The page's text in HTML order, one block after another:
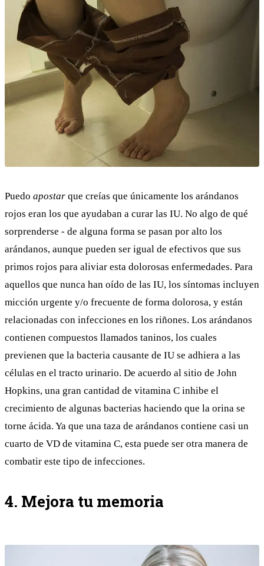
Puedo apostar que creías que únicamente los arándanos
rojos eran los que ayudaban a curar las IU. No algo de qué
sorprenderse - de alguna forma se pasan por alto los
arándanos, aunque pueden ser igual de efectivos que sus
primos rojos para aliviar esta dolorosas enfermedades. Para
aquellos que nunca han oído de las IU, los síntomas incluyen
micción urgente y/o frecuente de forma dolorosa, y están
relacionadas con infecciones en los riñones. Los arándanos
contienen compuestos llamados taninos, los cuales
previenen que la bacteria causante de IU se adhiera a las
células en el tracto urinario. De acuerdo al sitio de John
Hopkins, una gran cantidad de vitamina C inhibe el
crecimiento de algunas bacterias haciendo que la orina se
torne ácida. Ya que una taza de arándanos contiene casi un
cuarto de VD de vitamina C, esta puede ser otra manera de
combatir este tipo de infecciones.
4. Mejora tu memoria